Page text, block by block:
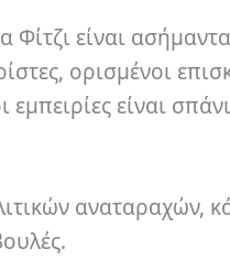
είναι
ορισμένοι
είναι
αναταραχών,